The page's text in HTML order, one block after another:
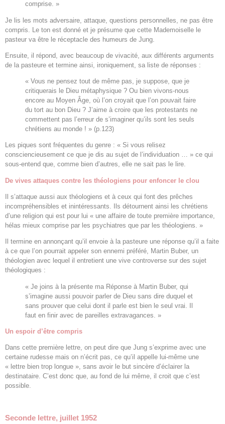
comprise. »
Je lis les mots adversaire, attaque, questions personnelles, ne pas être
compris. Le ton est donné et je présume que cette Mademoiselle le
pasteur va être le réceptacle des humeurs de Jung.
Ensuite, il répond, avec beaucoup de vivacité, aux différents arguments
de la pasteure et termine ainsi, ironiquement, sa liste de réponses :
« Vous ne pensez tout de même pas, je suppose, que je
critiquerais le Dieu métaphysique ? Ou bien vivons-nous
encore au Moyen Âge, où l’on croyait que l’on pouvait faire
du tort au bon Dieu ? J’aime à croire que les protestants ne
commettent pas l’erreur de s’imaginer qu’ils sont les seuls
chrétiens au monde ! » (p.123)
Les piques sont fréquentes du genre : « Si vous relisez
consciencieusement ce que je dis au sujet de l’individuation … » ce qui
sous-entend que, comme bien d’autres, elle ne sait pas le lire.
De vives attaques contre les théologiens pour enfoncer le clou
Il s’attaque aussi aux théologiens et à ceux qui font des prêches
incompréhensibles et inintéressants. Ils détournent ainsi les chrétiens
d’une religion qui est pour lui « une affaire de toute première importance,
hélas mieux comprise par les psychiatres que par les théologiens. »
Il termine en annonçant qu’il envoie à la pasteure une réponse qu’il a faite
à ce que l’on pourrait appeler son ennemi préféré, Martin Buber, un
théologien avec lequel il entretient une vive controverse sur des sujet
théologiques :
« Je joins à la présente ma Réponse à Martin Buber, qui
s’imagine aussi pouvoir parler de Dieu sans dire duquel et
sans prouver que celui dont il parle est bien le seul vrai. Il
faut en finir avec de pareilles extravagances. »
Un espoir d’être compris
Dans cette première lettre, on peut dire que Jung s’exprime avec une
certaine rudesse mais on n’écrit pas, ce qu’il appelle lui-même une
« lettre bien trop longue », sans avoir le but sincère d’éclairer la
destinataire. C’est donc que, au fond de lui même, il croit que c’est
possible.
Seconde lettre, juillet 1952